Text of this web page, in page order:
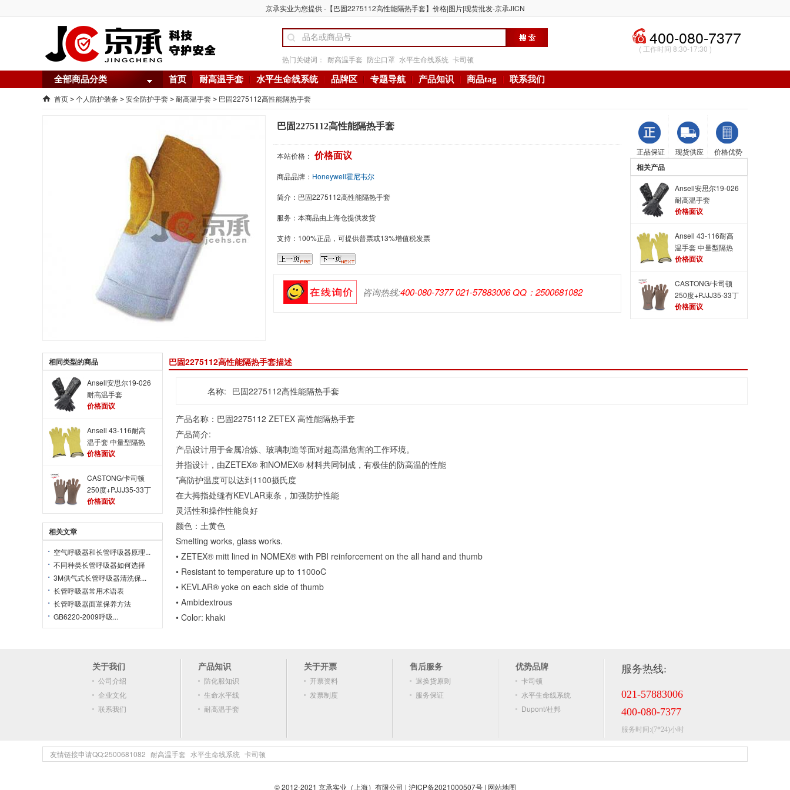
京承实业为您提供 -【巴固2275112高性能隔热手套】价格|图片|现货批发-京承JICN
热门关键词： 耐高温手套 防尘口罩 水平生命线系统 卡司顿
400-080-7377
( 工作时间 8:30-17:30 )
全部商品分类 首页 耐高温手套 水平生命线系统 品牌区 专题导航 产品知识 商品tag 联系我们
首页 > 个人防护装备 > 安全防护手套 > 耐高温手套 > 巴固2275112高性能隔热手套
巴固2275112高性能隔热手套
本站价格： 价格面议
商品品牌： Honeywell霍尼韦尔
简介： 巴固2275112高性能隔热手套
服务：本商品由上海仓提供发货
支持：100%正品，可提供普票或13%增值税发票
咨询热线:400-080-7377 021-57883006 QQ：2500681082
正品保证 现货供应 价格优势
相关产品
Ansell安思尔19-026
耐高温手套
Thermaprene手套
价格面议
Ansell 43-116耐高
温手套 中量型隔热
手套
价格面议
CASTONG/卡司顿
250度+PJJJ35-33丁
腈涂层耐高温手套
价格面议
相同类型的商品
Ansell安思尔19-026
耐高温手套
Thermaprene手套
价格面议
Ansell 43-116耐高
温手套 中量型隔热
手套
价格面议
CASTONG/卡司顿
250度+PJJJ35-33丁
腈涂层耐高温手套
价格面议
相关文章
空气呼吸器和长管呼吸器原理...
不同种类长管呼吸器如何选择
3M供气式长管呼吸器清洗保...
长管呼吸器常用术语表
长管呼吸器面罩保养方法
GB6220-2009呼吸...
巴固2275112高性能隔热手套描述
名称: 巴固2275112高性能隔热手套
产品名称：巴固2275112 ZETEX 高性能隔热手套
产品简介:
产品设计用于金属冶炼、玻璃制造等面对超高温危害的工作环境。
并指设计，由ZETEX® 和NOMEX® 材料共同制成，有极佳的防高温的性能
*高防护温度可以达到1100摄氏度
在大拇指处缝有KEVLAR束条，加强防护性能
灵活性和操作性能良好
颜色：土黄色
Smelting works, glass works.
• ZETEX® mitt lined in NOMEX® with PBI reinforcement on the all hand and thumb
• Resistant to temperature up to 1100oC
• KEVLAR® yoke on each side of thumb
• Ambidextrous
• Color: khaki
关于我们
公司介绍
企业文化
联系我们
产品知识
防化服知识
生命水平线
耐高温手套
关于开票
开票资料
发票制度
售后服务
退换货原则
服务保证
优势品牌
卡司顿
水平生命线系统
Dupont/杜邦
服务热线:
021-57883006
400-080-7377
服务时间:(7*24)小时
友情链接申请QQ:2500681082 耐高温手套 水平生命线系统 卡司顿
© 2012-2021 京承实业（上海）有限公司 | 沪ICP备2021000507号| 网站地图